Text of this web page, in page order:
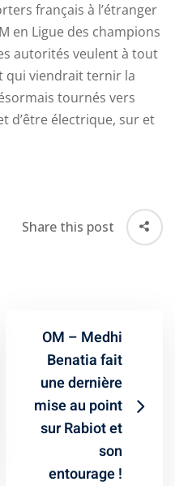
français à l’étranger
en Ligue des champions
autorités veulent à tout
qui viendrait ternir la
tournés vers
d’être électrique, sur et
Share this post
OM – Medhi
Benatia fait
une dernière
mise au point
sur Rabiot et
son
entourage !